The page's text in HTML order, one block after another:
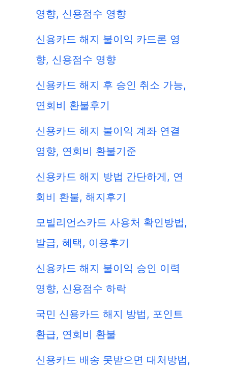
영향, 신용점수 영향
신용카드 해지 불이익 카드론 영
향, 신용점수 영향
신용카드 해지 후 승인 취소 가능,
연회비 환불후기
신용카드 해지 불이익 계좌 연결
영향, 연회비 환불기준
신용카드 해지 방법 간단하게, 연
회비 환불, 해지후기
모빌리언스카드 사용처 확인방법,
발급, 혜택, 이용후기
신용카드 해지 불이익 승인 이력
영향, 신용점수 하락
국민 신용카드 해지 방법, 포인트
환급, 연회비 환불
신용카드 배송 못받으면 대처방법,